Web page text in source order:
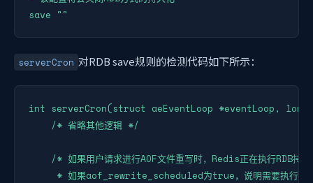
save ""
serverCron 对RDB save规则的检测代码如下所示：
int serverCron(struct aeEventLoop *eventLoop,
/* 省略其他逻辑 */
/* 如果用户请求进行AOF文件重写时，Redis正在执行RDB持久
* 如果aof_rewrite_scheduled为true，说明需要执行用